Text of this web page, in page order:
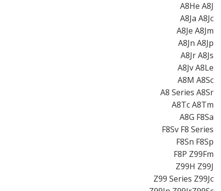
A8He A8J
A8Ja A8Jc
A8Je A8Jm
A8Jn A8Jp
A8Jr A8Js
A8Jv A8Le
A8M A8Sc
A8 Series A8Sr
A8Tc A8Tm
A8G F8Sa
F8Sv F8 Series
F8Sn F8Sp
F8P Z99Fm
Z99H Z99J
Z99 Series Z99Jc